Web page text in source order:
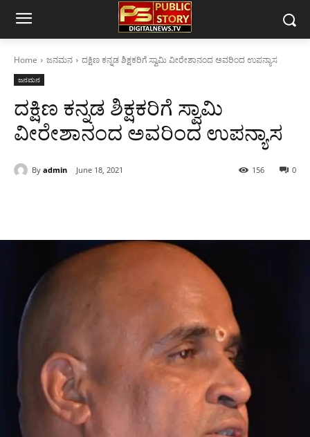
Home ಜನಮನ ದಕ್ಷಿಣ ಕನ್ನಡ ಶಿಕ್ಷಕರಿಗೆ ಸ್ವಾಮಿ ವೀರೇಶಾನಂದ‌ ಅವರಿಂದ ಉಪನ್ಯಾಸ
ಜನಮನ
ದಕ್ಷಿಣ ಕನ್ನಡ ಶಿಕ್ಷಕರಿಗೆ ಸ್ವಾಮಿ
ವೀರೇಶಾನಂದ‌ ಅವರಿಂದ ಉಪನ್ಯಾಸ
By admin June 18, 2021 0
156